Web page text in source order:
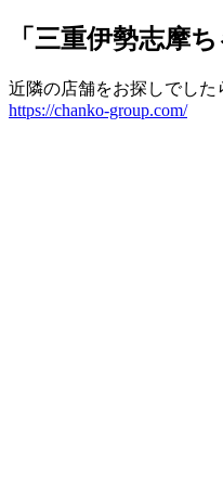
「三重伊勢志摩
近隣の店舗をお探しでした
https://chanko-group.com/